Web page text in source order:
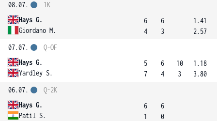
08.07.
Hays G.
Giordano M.
1K
6
4
6
3
1.41
2.57
07.07.
Hays G.
Yardley S.
Q-OF
5
7
6
4
10
3
1.18
3.80
06.07.
Hays G.
Patil S.
Q-2K
6
1
6
0